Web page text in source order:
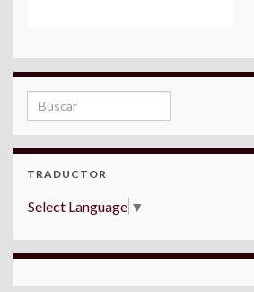
Search for:
TRADUCTOR
Select Language ▼